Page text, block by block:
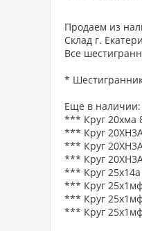
Продаем из
Склад г.
Все
*
Еще в наличии:
*** Круг 20хма
*** Круг
*** Круг
*** Круг
*** Круг
*** Круг
*** Круг
*** Круг